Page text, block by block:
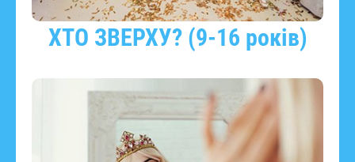
ХТО ЗВЕРХУ? (9-16 років)